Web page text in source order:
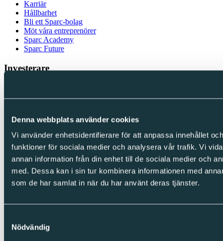
Denna webbplats använder cookies
Vi använder enhetsidentifierare för att anpassa innehållet
funktioner för sociala medier och analysera vår trafik. Vi
annan information från din enhet till de sociala medier och
med. Dessa kan i sin tur kombinera informationen med
som de har samlat in när du har använt deras tjänster.
Nödvändig
Karriär
Hållbarhet
Bli ett Sparc-bolag
Möt våra entreprenörer
Sparc Academy
Sparc Future
Investerare
Finansiella rapporter & presentationer
IR-kontakt
Följ oss
LinkedIn
Facebook
Instagram
Integritetspolicy